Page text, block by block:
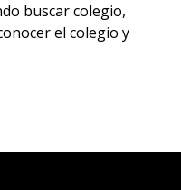
buscar colegio,
el colegio y